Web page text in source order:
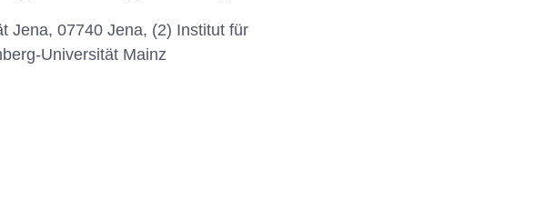
Jena, 07740 Jena, (2) Institut für
Universität Mainz